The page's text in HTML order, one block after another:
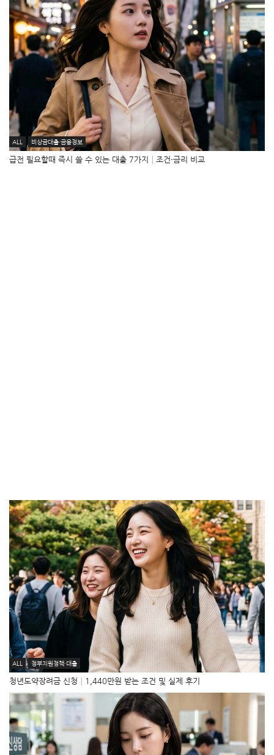
ALL 비상금대출·금융정보
급전 필요할때 즉시 쓸 수 있는 대출 7가지│조건·금리 비교
ALL 정부지원정책·대출
청년도약장려금 신청│1,440만원 받는 조건 및 실제 후기